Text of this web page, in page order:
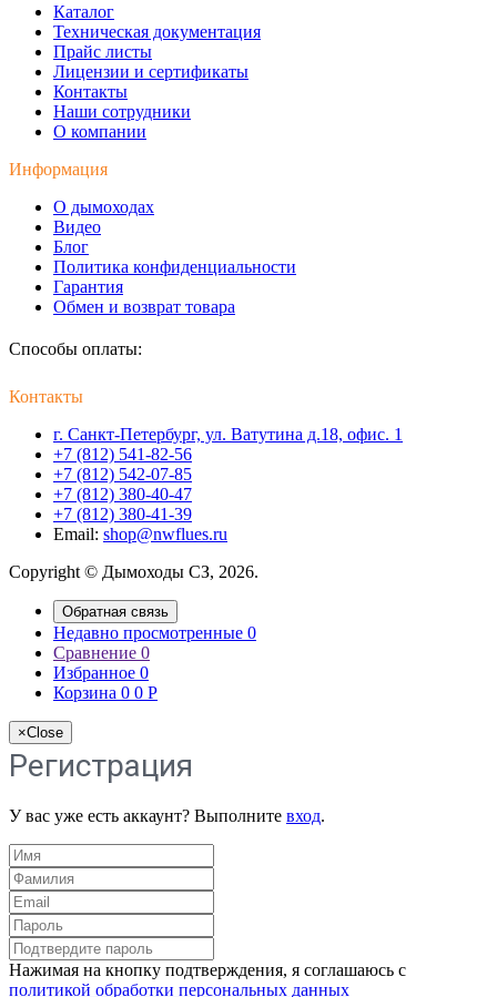
Каталог
Техническая документация
Прайс листы
Лицензии и сертификаты
Контакты
Наши сотрудники
О компании
Информация
О дымоходах
Видео
Блог
Политика конфиденциальности
Гарантия
Обмен и возврат товара
Способы оплаты:
Контакты
г. Санкт-Петербург, ул. Ватутина д.18, офис. 1
+7 (812) 541-82-56
+7 (812) 542-07-85
+7 (812) 380-40-47
+7 (812) 380-41-39
Email: shop@nwflues.ru
Copyright © Дымоходы СЗ, 2026.
Обратная связь
Недавно просмотренные 0
Сравнение 0
Избранное 0
Корзина 0 0 Р
×Close
Регистрация
У вас уже есть аккаунт? Выполните вход.
Нажимая на кнопку подтверждения, я соглашаюсь с
политикой обработки персональных данных